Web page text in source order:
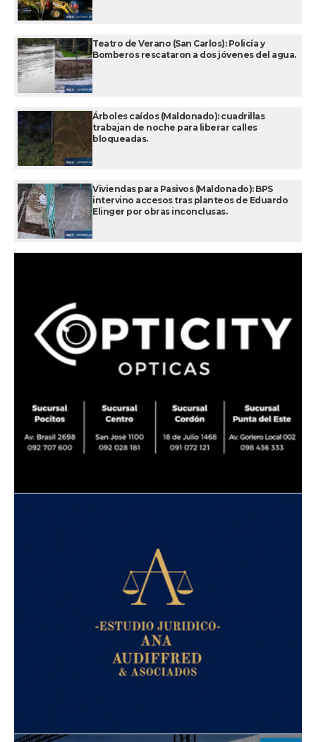
Teatro de Verano (San Carlos): Policía y
Bomberos rescataron a dos jóvenes del agua.
Árboles caídos (Maldonado): cuadrillas
trabajan de noche para liberar calles
bloqueadas.
Viviendas para Pasivos (Maldonado): BPS
intervino accesos tras planteos de Eduardo
Elinger por obras inconclusas.